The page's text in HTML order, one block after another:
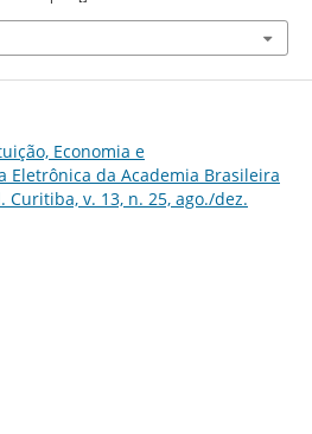
Economia e
Eletrônica da Academia Brasileira
v. 13, n. 25, ago./dez.